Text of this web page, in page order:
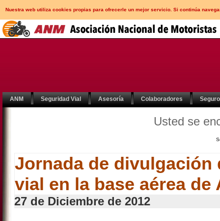
Nuestra web utiliza cookies propias para ofrecerle un mejor servicio. Si continúa
ANM Seguridad Vial Asesoría Colaboradores
Usted se
Jornada de divulgación
vial en la base aérea de
27 de Diciembre de 2012